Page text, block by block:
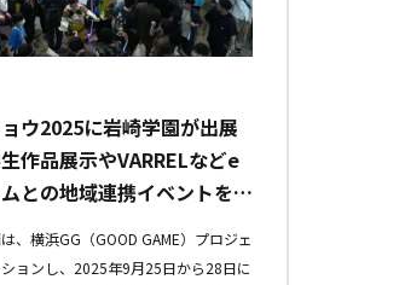
ウ2025に岩崎学園が出展
作品展示やVARRELなどe
との地域連携イベントを実
、横浜GG（GOOD GAME）プロジェ
ョンし、2025年9月25日から28日に